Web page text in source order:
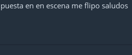
en en escena me flipo saludos